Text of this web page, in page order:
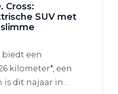
Cross:
SUV met
biedt een
kilometer*, een
is dit najaar in